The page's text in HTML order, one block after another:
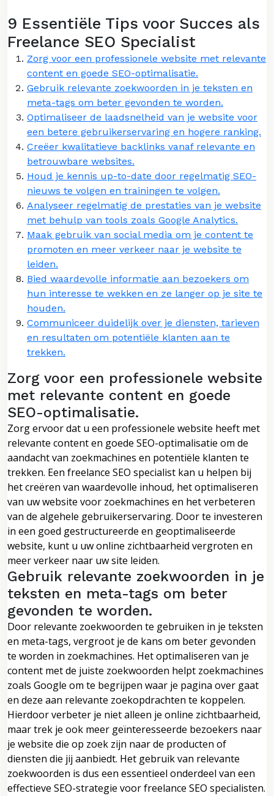
9 Essentiële Tips voor Succes als
Freelance SEO Specialist
Zorg voor een professionele website met relevante
content en goede SEO-optimalisatie.
Gebruik relevante zoekwoorden in je teksten en
meta-tags om beter gevonden te worden.
Optimaliseer de laadsnelheid van je website voor
een betere gebruikerservaring en hogere ranking.
Creëer kwalitatieve backlinks vanaf relevante en
betrouwbare websites.
Houd je kennis up-to-date door regelmatig SEO-
nieuws te volgen en trainingen te volgen.
Analyseer regelmatig de prestaties van je website
met behulp van tools zoals Google Analytics.
Maak gebruik van social media om je content te
promoten en meer verkeer naar je website te
leiden.
Bied waardevolle informatie aan bezoekers om
hun interesse te wekken en ze langer op je site te
houden.
Communiceer duidelijk over je diensten, tarieven
en resultaten om potentiële klanten aan te
trekken.
Zorg voor een professionele website
met relevante content en goede
SEO-optimalisatie.
Zorg ervoor dat u een professionele website heeft met
relevante content en goede SEO-optimalisatie om de
aandacht van zoekmachines en potentiële klanten te
trekken. Een freelance SEO specialist kan u helpen bij
het creëren van waardevolle inhoud, het optimaliseren
van uw website voor zoekmachines en het verbeteren
van de algehele gebruikerservaring. Door te investeren
in een goed gestructureerde en geoptimaliseerde
website, kunt u uw online zichtbaarheid vergroten en
meer verkeer naar uw site leiden.
Gebruik relevante zoekwoorden in je
teksten en meta-tags om beter
gevonden te worden.
Door relevante zoekwoorden te gebruiken in je teksten
en meta-tags, vergroot je de kans om beter gevonden
te worden in zoekmachines. Het optimaliseren van je
content met de juiste zoekwoorden helpt zoekmachines
zoals Google om te begrijpen waar je pagina over gaat
en deze aan relevante zoekopdrachten te koppelen.
Hierdoor verbeter je niet alleen je online zichtbaarheid,
maar trek je ook meer geïnteresseerde bezoekers naar
je website die op zoek zijn naar de producten of
diensten die jij aanbiedt. Het gebruik van relevante
zoekwoorden is dus een essentieel onderdeel van een
effectieve SEO-strategie voor freelance SEO specialisten.